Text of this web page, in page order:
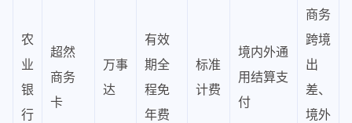
农
业
银
行
超然
商务
卡
万事
达
有效
期全
程免
年费
标准
计费
境内外通
用结算支
付
商务
跨境
出
差、
境外